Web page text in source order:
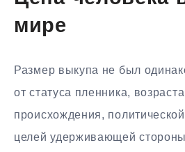
мире
Размер выкупа не был
от статуса пленника,
происхождения,
целей удерживающей